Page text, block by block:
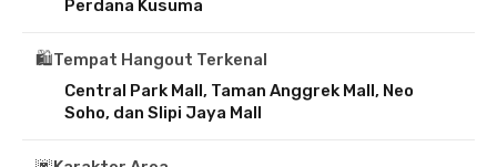
Perdana Kusuma
🛍️Tempat Hangout Terkenal
Central Park Mall, Taman Anggrek Mall, Neo
Soho, dan Slipi Jaya Mall